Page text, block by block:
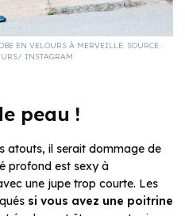
EN VELOURS À MERVEILLE. SOURCE :
INSTAGRAM
peau !
atouts, il serait dommage de
profond est sexy à
une jupe trop courte. Les
si vous avez une poitrine